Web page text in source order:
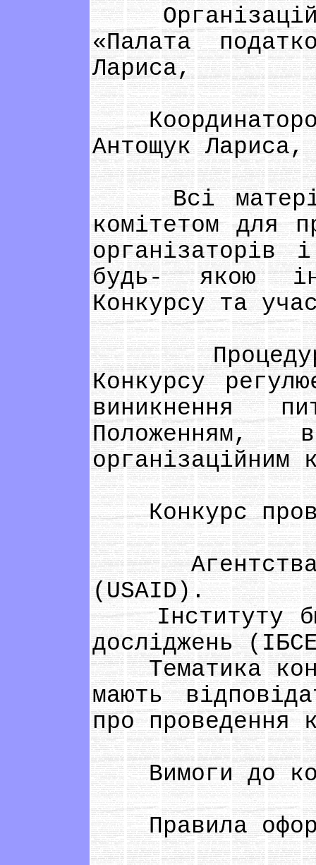
«Палата
Лариса,
Координатором
Антощук
Всі
комітетом для
організаторів
будь- якою
Конкурсу та
Процедура
Конкурсу
виникнення
Положенням,
організаційним
Конкурс
Агентства
(USAID).
Інституту
досліджень
Тематика
мають
про проведення
Вимоги до
Правила